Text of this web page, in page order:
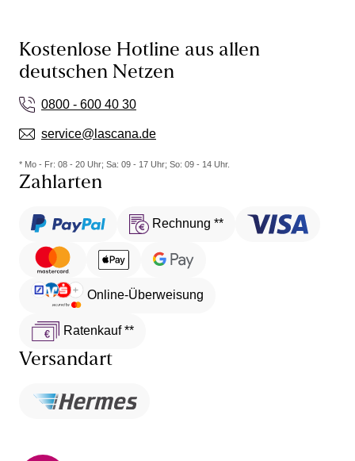
Kostenlose Hotline aus allen
deutschen Netzen
0800 - 600 40 30
service@lascana.de
* Mo - Fr: 08 - 20 Uhr; Sa: 09 - 17 Uhr; So: 09 - 14 Uhr.
Zahlarten
Rechnung **
Online-Überweisung
Ratenkauf **
Versandart